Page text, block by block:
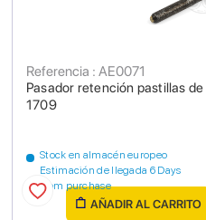
Pasador retención pastillas
1709
Referencia : AE0071
Stock en almacén europeo
Estimación de llegada 6 Days
from purchase
AÑADIR AL CARRITO